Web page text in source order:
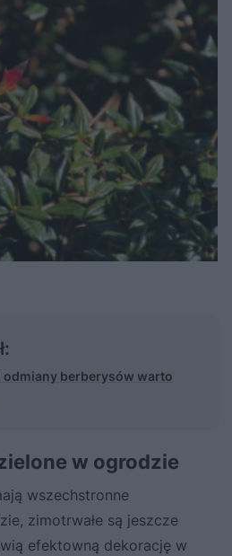
odmiany berberysów warto
w ogrodzie
wszechstronne
zimotrwałe są jeszcze
efektowną dekorację w